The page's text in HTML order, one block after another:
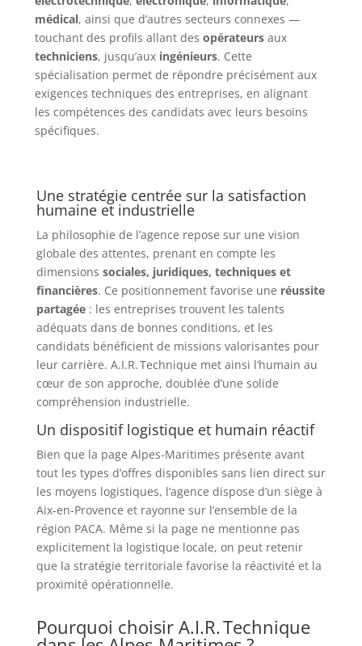
médical, ainsi que d’autres secteurs connexes —
touchant des profils allant des opérateursaux
techniciens, jusqu’aux ingénieurs. Cette
spécialisation permet de répondre précisément aux
exigences techniques des entreprises, en alignant
les compétences des candidats avec leurs besoins
spécifiques.
Une stratégie centrée sur la satisfaction
humaine et industrielle
La philosophie de l’agence repose sur une vision
globale des attentes, prenant en compte les
dimensions sociales, juridiques, techniques et
financières. Ce positionnement favorise une réussite
partagée: les entreprises trouvent les talents
adéquats dans de bonnes conditions, et les
candidats bénéficient de missions valorisantes pour
leur carrière. A.I.R. Technique met ainsi l’humain au
cœur de son approche, doublée d’une solide
compréhension industrielle.
Un dispositif logistique et humain réactif
Bien que la page Alpes‑Maritimes présente avant
tout les types d’offres disponibles sans lien direct sur
les moyens logistiques, l’agence dispose d’un siège à
Aix‑en‑Provence et rayonne sur l’ensemble de la
région PACA. Même si la page ne mentionne pas
explicitement la logistique locale, on peut retenir
que la stratégie territoriale favorise la réactivité et la
proximité opérationnelle.
Pourquoi choisir A.I.R. Technique